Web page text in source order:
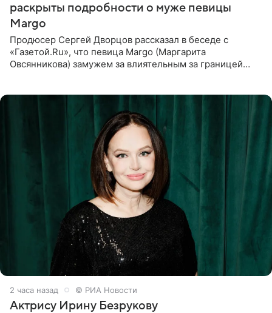
раскрыты подробности о муже певицы
Margo
Продюсер Сергей Дворцов рассказал в беседе с
«Газетой.Ru», что певица Margo (Маргарита
Овсянникова) замужем за влиятельным за границей
2 часа назад © РИА Новости
Актрису Ирину Безрукову